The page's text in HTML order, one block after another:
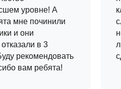
уровне! А
мне починили
и они
в 3
рекомендовать
вам ребята!